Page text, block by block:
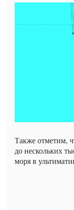
Также отметим,
до нескольких
моря в